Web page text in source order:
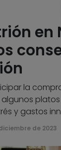
en
la
y gastos
de 2023